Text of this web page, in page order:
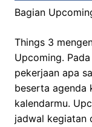
Bagian
Things 3
Upcoming.
pekerjaan apa
beserta agenda
kalendarmu.
jadwal kegiatan